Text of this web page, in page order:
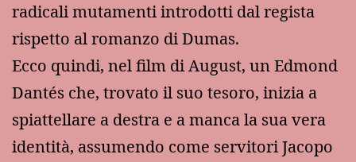
radicali mutamenti introdotti dal regista
rispetto al romanzo di Dumas.
Ecco quindi, nel film di August, un Edmond
Dantés che, trovato il suo tesoro, inizia a
spiattellare a destra e a manca la sua vera
identità, assumendo come servitori Jacopo